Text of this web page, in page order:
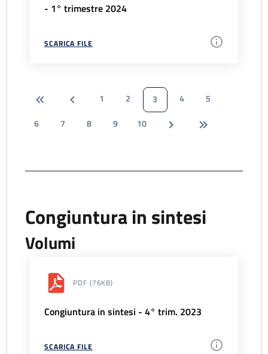
- 1° trimestre 2024
SCARICA FILE
1 2 3 4
5
6
7 8 9 10
Congiuntura in sintesi
Volumi
PDF (76KB)
Congiuntura in sintesi - 4° trim. 2023
SCARICA FILE